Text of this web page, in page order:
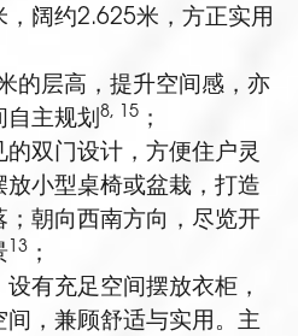
阔约2.625米，方正实用
的层高，提升空间感，亦
自主规划8, 15 ；
双门设计，方便住户灵
小型桌椅或盆栽，打造
朝向西南方向，尽览开
13 ；
有充足空间摆放衣柜，
间，兼顾舒适与实用。主